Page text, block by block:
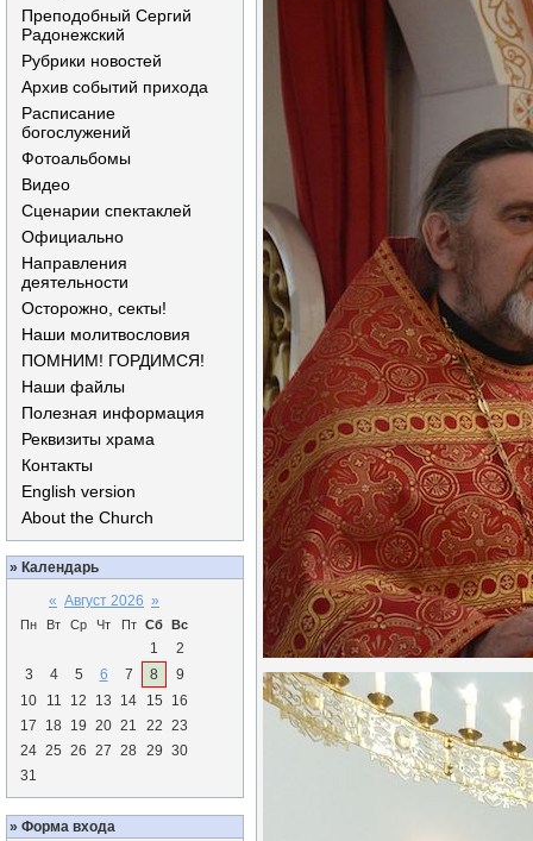
Преподобный Сергий
Радонежский
Рубрики новостей
Архив событий прихода
Расписание
богослужений
Фотоальбомы
Видео
Сценарии спектаклей
Официально
Направления
деятельности
Осторожно, секты!
Наши молитвословия
ПОМНИМ! ГОРДИМСЯ!
Наши файлы
Полезная информация
Реквизиты храма
Контакты
English version
About the Church
» Календарь
« Август 2026 »
Пн Вт Ср Чт Пт Сб Вс
1
2
3
4 5 6 7 8
9
10
11 12 13 14 15
16
17
18 19 20 21 22 23
24 25 26 27 28 29 30
31
» Форма входа